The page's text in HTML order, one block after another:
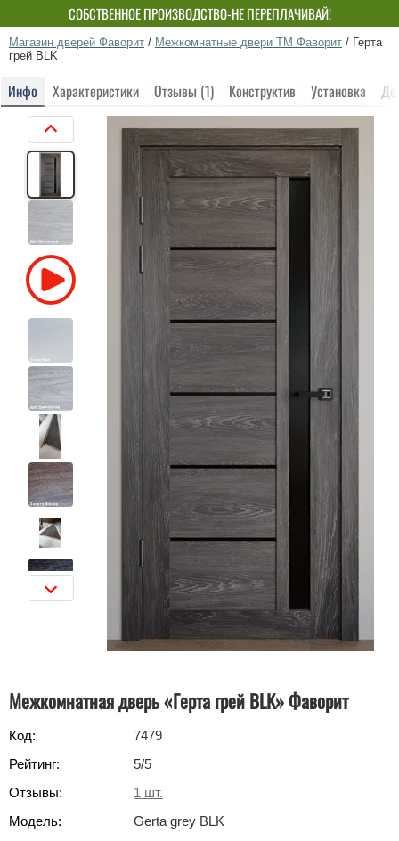
СОБСТВЕННОЕ ПРОИЗВОДСТВО-НЕ ПЕРЕПЛАЧИВАЙ!
Магазин дверей Фаворит / Межкомнатные двери ТМ Фаворит / Герта
грей BLK
Инфо Характеристики Отзывы (1) Конструктив Установка
Межкомнатная дверь «Герта грей BLK» Фаворит
Код:
7479
Рейтинг:
5/5
Отзывы:
1 шт.
Модель:
Gerta grey BLK